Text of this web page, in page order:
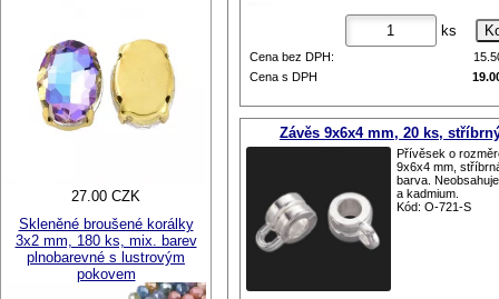
ks
Cena bez DPH:
Cena s DPH
Závěs 9x6x4 mm, 20 ks,
Přívěsek o
9x6x4 mm,
barva.
a kadmium.
Kód: O-721-S
27.00 CZK
Skleněné broušené korálky
3x2 mm, 180 ks, mix. barev
plnobarevné s lustrovým
pokovem